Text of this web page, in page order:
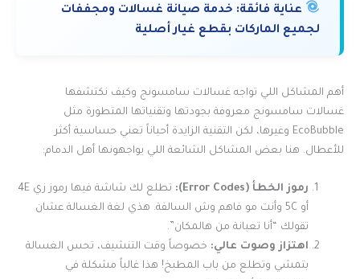
عناية فائقة: خدمة صيانة غسالات ومجففات
لجميع الماركات بقطع غيار أصلية
أهم المشاكل اللي تواجه غسالات سامسونج وكيف نكتشفها
غسالات سامسونج معروفة بجودتها وتقنياتها المتطورة مثل
EcoBubble وغيرها، لكن التقنية الزايدة أحياناً تعني حساسية أكثر
للأعطال. هنا بعض المشاكل الشائعة اللي يواجهونها أهل الدمام:
رموز الخطأ (Error Codes):
تطلع لك شاشة فيها رموز زي 4E
أو 5C وأنت مو فاهم وش السالفة. هذي لغة الغسالة عشان
تقولك “أنا تعبانة من هالمكان”.
اهتزاز وصوت عالي: خصوصاً وقت التنشيف، تحس الغسالة
بتمشي وتطلع من باب المطبخ! هذا غالباً مشكلة في